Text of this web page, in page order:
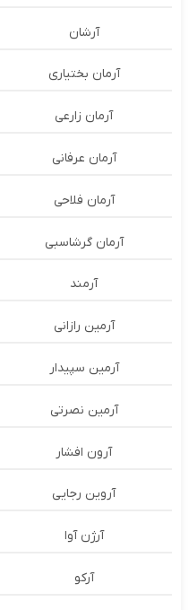
آرشان
آرمان بختیاری
آرمان زارعی
آرمان عرفانی
آرمان فلاحی
آرمان گرشاسبی
آرمند
آرمین رازانی
آرمین سپیدار
آرمین نصرتی
آرون افشار
آروین رجایی
آرژن آوا
آرکو